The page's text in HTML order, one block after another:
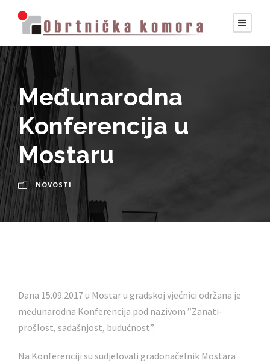
Međunarodna
Konferencija u
Mostaru
NOVOSTI
Dana 15.09.2017 u Mostar u gradskoj vjećnici održana je
međunarodna Konferencija pod nazivom ”Zanati-
prošlost, sadašnjost, budućnost”.
Na Konferenciji su sudjelovali gradonačelnik Mostara